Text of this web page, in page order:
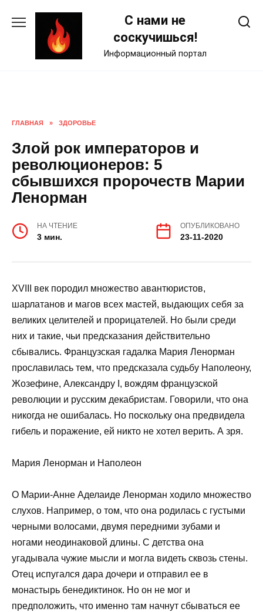
С нами не
соскучишься!
Информационный портал
ГЛАВНАЯ » ЗДОРОВЬЕ
Злой рок императоров и
революционеров: 5
сбывшихся пророчеств Марии
Ленорман
НА ЧТЕНИЕ
3 мин.
ОПУБЛИКОВАНО
23-11-2020
XVIII век породил множество авантюристов,
шарлатанов и магов всех мастей, выдающих себя за
великих целителей и прорицателей. Но были среди
них и такие, чьи предсказания действительно
сбывались. Французская гадалка Мария Ленорман
прославилась тем, что предсказала судьбу Наполеону,
Жозефине, Александру I, вождям французской
революции и русским декабристам. Говорили, что она
никогда не ошибалась. Но поскольку она предвидела
гибель и поражение, ей никто не хотел верить. А зря.
Мария Ленорман и Наполеон
О Марии-Анне Аделаиде Ленорман ходило множество
слухов. Например, о том, что она родилась с густыми
черными волосами, двумя передними зубами и
ногами неодинаковой длины. С детства она
угадывала чужие мысли и могла видеть сквозь стены.
Отец испугался дара дочери и отправил ее в
монастырь бенедиктинок. Но он не мог и
предположить, что именно там начнут сбываться ее